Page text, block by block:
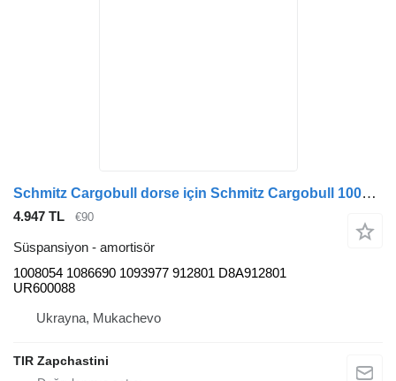
Schmitz Cargobull dorse için Schmitz Cargobull 1008054 1086690 1093977 912801 D8A912801 UR600088 SABO amortisör
4.947 TL €90
Süspansiyon - amortisör
1008054 1086690 1093977 912801 D8A912801
UR600088
Ukrayna, Mukachevo
TIR Zapchastini